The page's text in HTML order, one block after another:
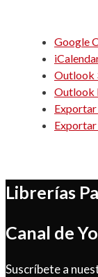
Google
Outlook
Outlook
Exportar
Librerías
Canal de
Suscríbete a